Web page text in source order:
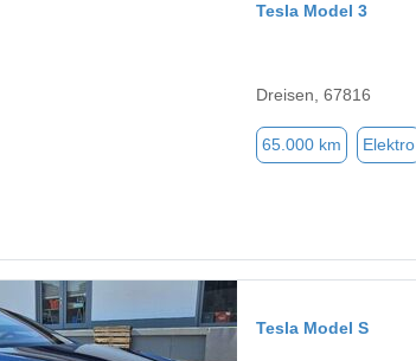
Tesla Model 3
Dreisen, 67816
65.000 km Elektro
Tesla Model S